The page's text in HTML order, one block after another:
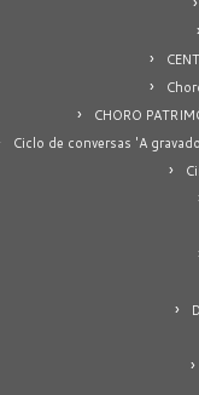
CHORO
Ciclo de conversas 'A